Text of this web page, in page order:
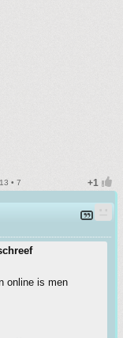
• 7
online is men